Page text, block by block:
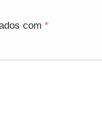
com *